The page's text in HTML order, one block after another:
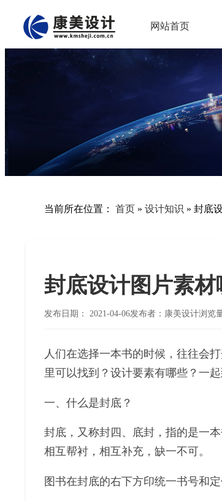
网站首页
当前所在位置： 首页 » 设计知识 » 封底
封底设计图片素
发布日期： 2021-04-06发布者：康美设计浏览
人们在选择一本书的时候，往往会
里可以找到？设计要素有哪些？一
一、什么是封底？
封底，又称封四、底封，指的是一
相互帮衬，相互补充，缺一不可。
图书在封底的右下方印统一书号和